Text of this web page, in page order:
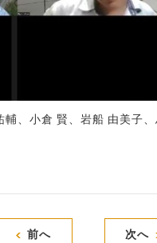
輔、小倉 賢、岩船 由美子
前へ 次へ